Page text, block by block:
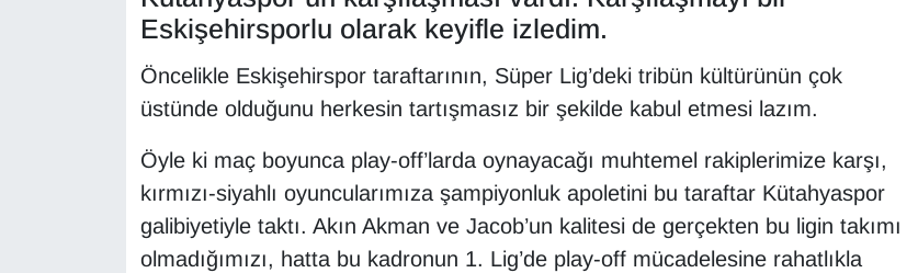
Eskişehirsporlu olarak keyifle izledim.
Öncelikle Eskişehirspor taraftarının, Süper Lig’deki tribün kültürünün çok
üstünde olduğunu herkesin tartışmasız bir şekilde kabul etmesi lazım.
Öyle ki maç boyunca play-off’larda oynayacağı muhtemel rakiplerimize karşı,
kırmızı-siyahlı oyuncularımıza şampiyonluk apoletini bu taraftar Kütahyaspor
galibiyetiyle taktı. Akın Akman ve Jacob’un kalitesi de gerçekten bu ligin takımı
olmadığımızı, hatta bu kadronun 1. Lig’de play-off mücadelesine rahatlıkla